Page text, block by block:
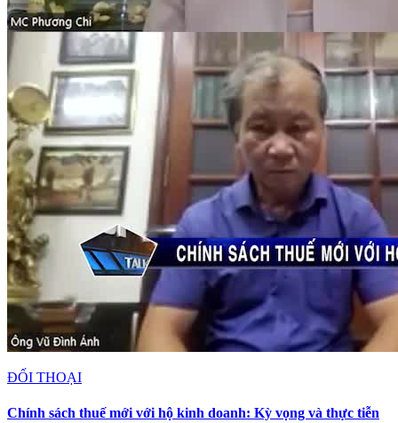
ĐỐI THOẠI
Chính sách thuế mới với hộ kinh doanh: Kỳ vọng và thực tiễn